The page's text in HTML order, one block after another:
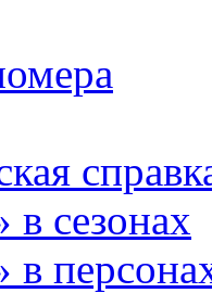
в сезонах
в